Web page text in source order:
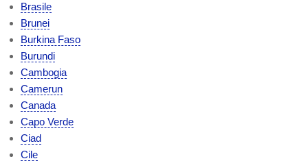
Brasile
Brunei
Burkina Faso
Burundi
Cambogia
Camerun
Canada
Capo Verde
Ciad
Cile